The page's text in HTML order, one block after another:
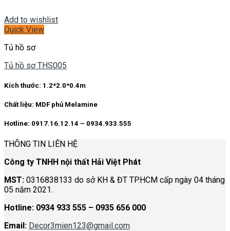
Add to wishlist
Quick View
Tủ hồ sơ
Tủ hồ sơ THS005
Kích thước: 1.2*2.0*0.4m
Chất liệu: MDF phủ Melamine
Hotline: 0917.16.12.14 – 0934.933.555
THÔNG TIN LIÊN HỆ
Công ty TNHH nội thất Hải Việt Phát
MST: 0316838133 do sở KH & ĐT TP.HCM cấp ngày 04 tháng
05 năm 2021.
Hotline: 0934 933 555 – 0935 656 000
Email: Decor3mien123@gmail.com